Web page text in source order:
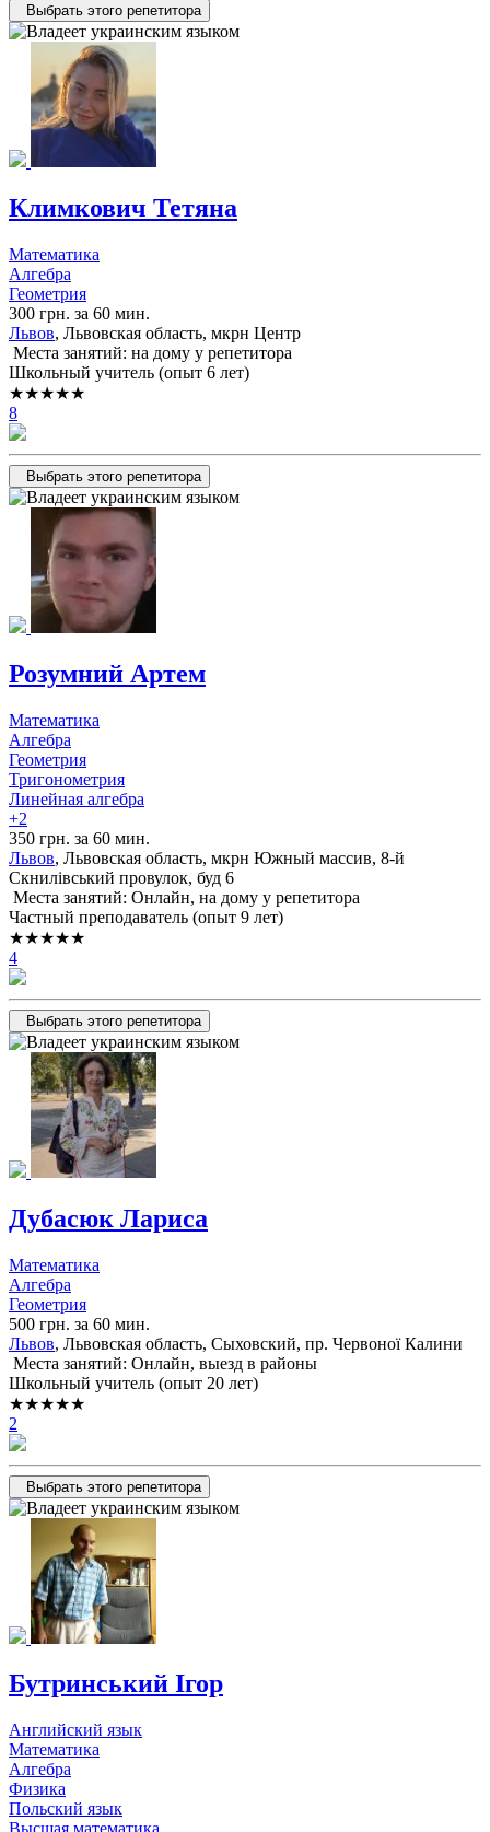
Выбрать этого репетитора
Климкович Тетяна
Математика
Алгебра
Геометрия
300 грн. за 60 мин.
Львов, Львовская область, мкрн Центр
Места занятий: на дому у репетитора
Школьный учитель (опыт 6 лет)
★★★★★
8
Выбрать этого репетитора
Розумний Артем
Математика
Алгебра
Геометрия
Тригонометрия
Линейная алгебра
+2
350 грн. за 60 мин.
Львов, Львовская область, мкрн Южный массив, 8-й
Скнилівський провулок, буд 6
Места занятий: Онлайн, на дому у репетитора
Частный преподаватель (опыт 9 лет)
★★★★★
4
Выбрать этого репетитора
Дубасюк Лариса
Математика
Алгебра
Геометрия
500 грн. за 60 мин.
Львов, Львовская область, Сыховский, пр. Червоної Калини
Места занятий: Онлайн, выезд в районы
Школьный учитель (опыт 20 лет)
★★★★★
2
Выбрать этого репетитора
Бутринський Ігор
Английский язык
Математика
Алгебра
Физика
Польский язык